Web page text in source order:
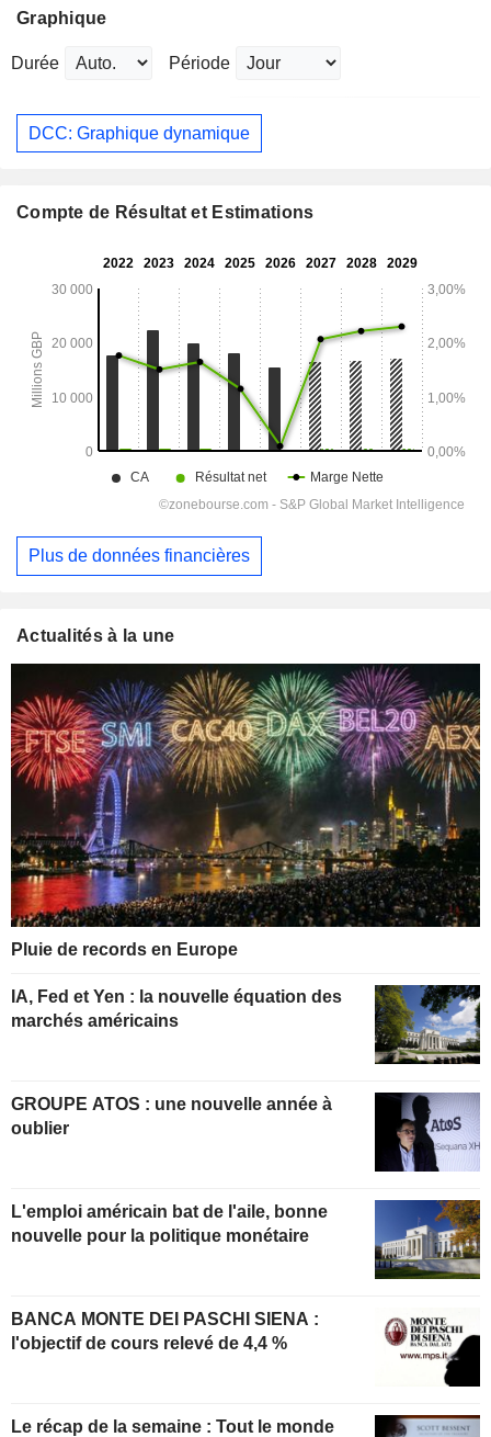
Graphique
Durée Période
DCC: Graphique dynamique
Compte de Résultat et Estimations
Plus de données financières
Actualités à la une
Pluie de records en Europe
IA, Fed et Yen : la nouvelle équation des
marchés américains
GROUPE ATOS : une nouvelle année à
oublier
L'emploi américain bat de l'aile, bonne
nouvelle pour la politique monétaire
BANCA MONTE DEI PASCHI SIENA :
l'objectif de cours relevé de 4,4 %
Le récap de la semaine : Tout le monde